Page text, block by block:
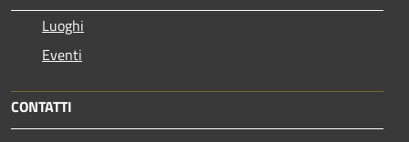
Luoghi
Eventi
CONTATTI